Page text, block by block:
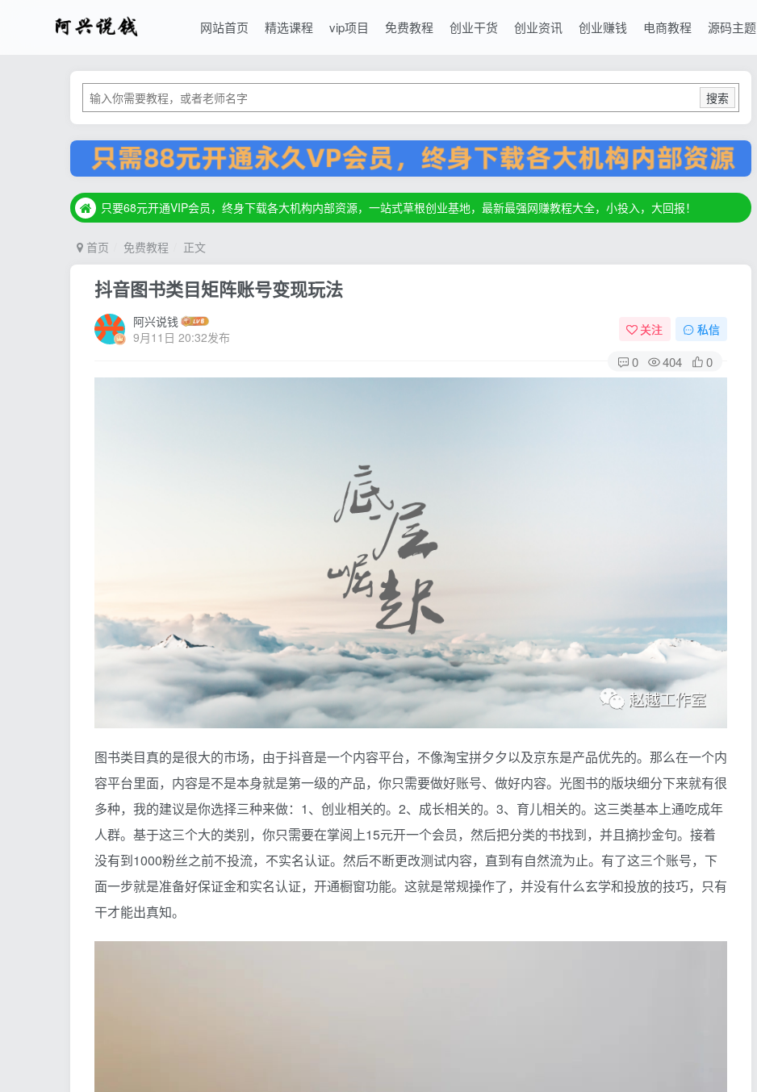
网站首页 精选课程 vip项目 免费教程 创业干货 创业资讯 创业赚钱 电商教程 源码主题
搜索
只要68元开通VIP会员，终身下载各大机构内部资源，一站式草根创业基地，最新最强网赚教程大全，小投入，大回报！
只要68元开通VIP会员，终身下载各大机构内部资源，一站式草根创业基地，最新最强网赚教程大全，小投入，大回报！
只要68元开通VIP会员，终身下载各大机构内部资源，一站式草根创业基地，最新最强网赚教程大全，小投入，大回报！
首页 免费教程 正文
抖音图书类目矩阵账号变现玩法
阿兴说钱
9月11日 20:32发布
关注 私信
0 404 0
图书类目真的是很大的市场，由于抖音是一个内容平台，不像淘宝拼夕夕以及京东是产品优先的。那么在一个内
容平台里面，内容是不是本身就是第一级的产品，你只需要做好账号、做好内容。光图书的版块细分下来就有很
多种，我的建议是你选择三种来做：1、创业相关的。2、成长相关的。3、育儿相关的。这三类基本上通吃成年
人群。基于这三个大的类别，你只需要在掌阅上15元开一个会员，然后把分类的书找到，并且摘抄金句。接着
没有到1000粉丝之前不投流，不实名认证。然后不断更改测试内容，直到有自然流为止。有了这三个账号，下
面一步就是准备好保证金和实名认证，开通橱窗功能。这就是常规操作了，并没有什么玄学和投放的技巧，只有
干才能出真知。